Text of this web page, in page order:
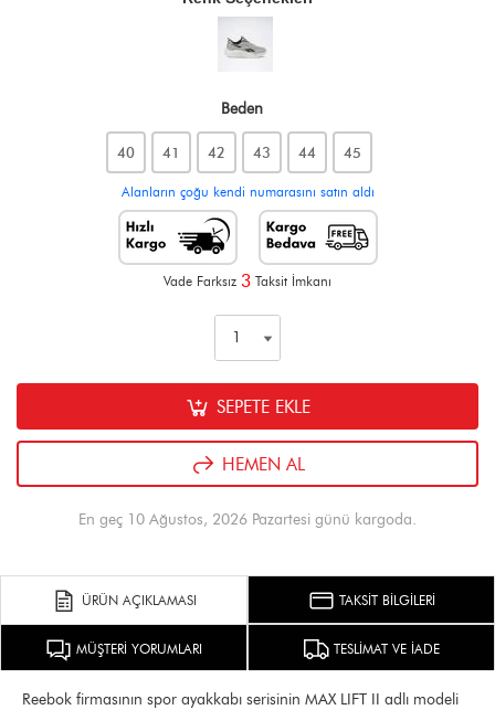
Beden
40 41 42 43 44 45
Alanların çoğu kendi numarasını satın aldı
Vade Farksız 3 Taksit İmkanı
SEPETE EKLE
HEMEN AL
En geç 10 Ağustos, 2026 Pazartesi günü kargoda.
ÜRÜN AÇIKLAMASI TAKSİT BİLGİLERİ
MÜŞTERİ YORUMLARI TESLİMAT VE İADE
Reebok firmasının spor ayakkabı serisinin MAX LIFT II adlı modeli